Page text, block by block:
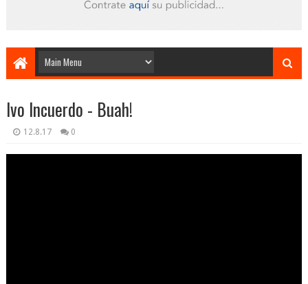
Ivo Incuerdo - Buah!
12.8.17 0